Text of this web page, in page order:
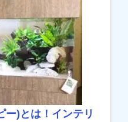
ー)とは！インテリ